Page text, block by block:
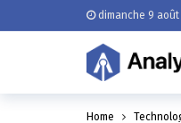
dimanche 9 août
Home